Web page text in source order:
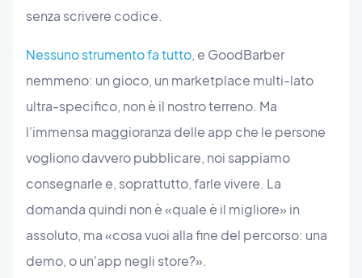
senza scrivere codice.
Nessuno strumento fa tutto, e GoodBarber
nemmeno: un gioco, un marketplace multi-lato
ultra-specifico, non è il nostro terreno. Ma
l'immensa maggioranza delle app che le persone
vogliono davvero pubblicare, noi sappiamo
consegnarle e, soprattutto, farle vivere. La
domanda quindi non è «quale è il migliore» in
assoluto, ma «cosa vuoi alla fine del percorso: una
demo, o un'app negli store?».